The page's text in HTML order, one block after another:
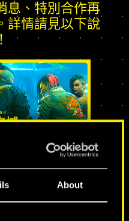
About
息、特別合作再
詳情請見以下說